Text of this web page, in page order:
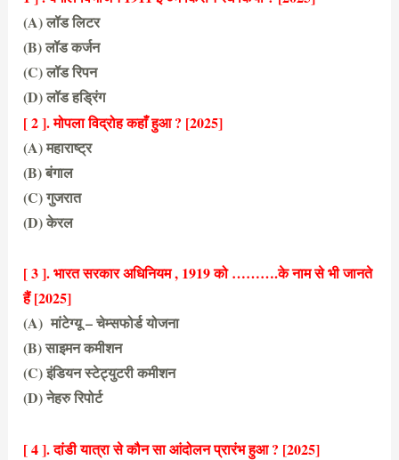
(A) लॉड लिटर
(B) लॉड कर्जन
(C) लॉड रिपन
(D) लॉड हड्रिंग
(D) लॉड हड्रिंग
[ 2 ]. मोपला विद्रोह कहाँ हुआ ? [2025]
(A) महाराष्ट्र
(B) बंगाल
(C) गुजरात
(D) केरल
[ 3 ]. भारत सरकार अधिनियम , 1919 को ……….के नाम से भी जानते
हैं[2025]
(A) मांटेग्यू – चेम्सफोर्ड योजना
(B) साइमन कमीशन
(C) इंडियन स्टेट्युटरी कमीशन
(D) नेहरु रिपोर्ट
[ 4 ]. दांडी यात्रा से कौन सा आंदोलन प्रारंभ हुआ ? [2025]